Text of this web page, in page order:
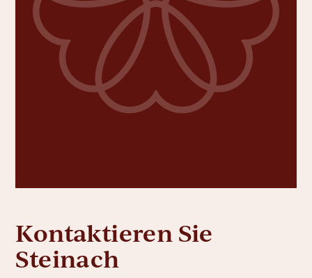
Kontaktieren Sie
Steinach